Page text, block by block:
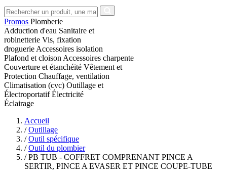
Promos Plomberie
Adduction d'eau Sanitaire et
robinetterie Vis, fixation
droguerie Accessoires isolation
Plafond et cloison Accessoires charpente
Couverture et étanchéité Vêtement et
Protection Chauffage, ventilation
Climatisation (cvc) Outillage et
ÉlectroportatifÉlectricité
Éclairage
Accueil
/ Outillage
/ Outil spécifique
/ Outil du plombier
/ PB TUB - COFFRET COMPRENANT PINCE A
SERTIR, PINCE A EVASER ET PINCE COUPE-TUBE